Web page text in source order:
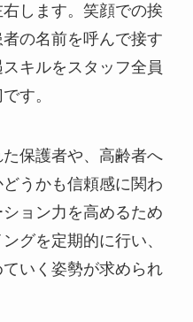
します。笑顔での挨
の名前を呼んで接す
キルをスタッフ全員
す。
保護者や、高齢者へ
うかも信頼感に関わ
ョン力を高めるため
グを定期的に行い、
いく姿勢が求められ